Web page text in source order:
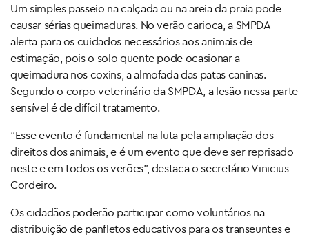
Um simples passeio na calçada ou na areia da praia pode
causar sérias queimaduras. No verão carioca, a SMPDA
alerta para os cuidados necessários aos animais de
estimação, pois o solo quente pode ocasionar a
queimadura nos coxins, a almofada das patas caninas.
Segundo o corpo veterinário da SMPDA, a lesão nessa parte
sensível é de difícil tratamento.
“Esse evento é fundamental na luta pela ampliação dos
direitos dos animais, e é um evento que deve ser reprisado
neste e em todos os verões”, destaca o secretário Vinicius
Cordeiro.
Os cidadãos poderão participar como voluntários na
distribuição de panfletos educativos para os transeuntes e